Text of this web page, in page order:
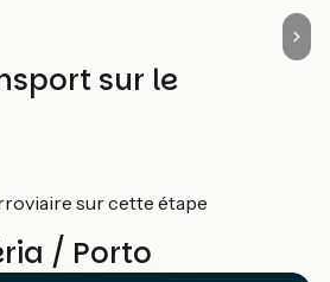
sur le
sur cette étape
/ Porto